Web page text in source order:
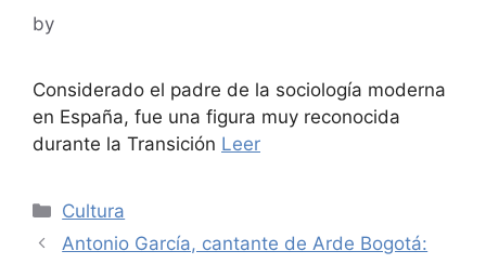
by
Considerado el padre de la sociología moderna
en España, fue una figura muy reconocida
durante la Transición Leer
Categories
Cultura
Antonio García, cantante de Arde Bogotá: